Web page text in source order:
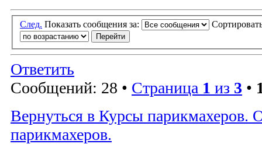
След. Показать сообщения за:
Ответить
Сообщений: 28 • Страница 1 из 3 •
Вернуться в Курсы парикмахеров.
парикмахеров.